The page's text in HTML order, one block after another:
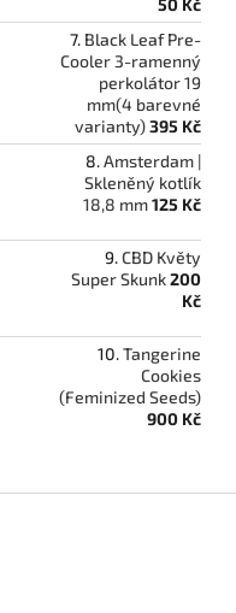
Black Leaf Pre-
Cooler 3-ramenný
perkolátor 19
mm(4 barevné
varianty)395 Kč
Amsterdam |
Skleněný kotlík
18,8 mm125 Kč
CBD Květy
Super Skunk200
Kč
Tangerine
Cookies
(Feminized Seeds)
900 Kč